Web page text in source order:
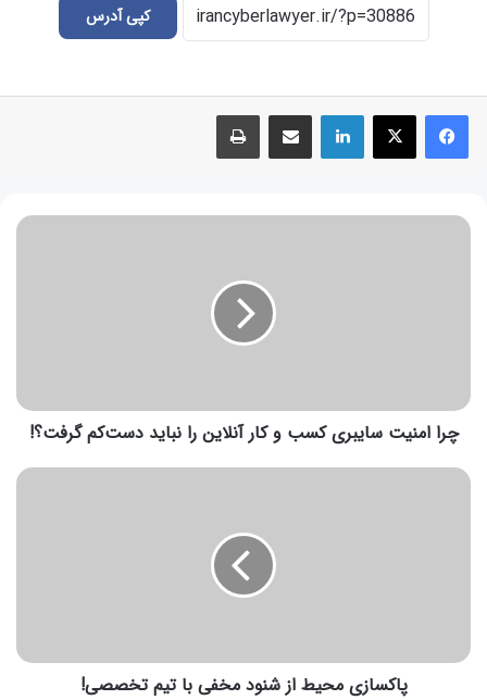
کپی آدرس
چرا امنیت سایبری کسب و کار آنلاین را نباید دست‌کم گرفت؟!
پاکسازی محیط از شنود مخفی با تیم تخصصی!